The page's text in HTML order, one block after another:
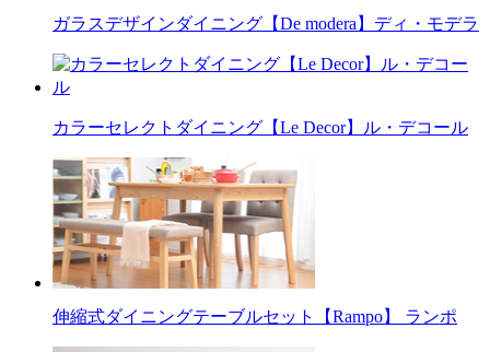
ガラスデザインダイニング【De modera】ディ・モデラ
カラーセレクトダイニング【Le Decor】ル・デコール
伸縮式ダイニングテーブルセット【Rampo】 ランポ